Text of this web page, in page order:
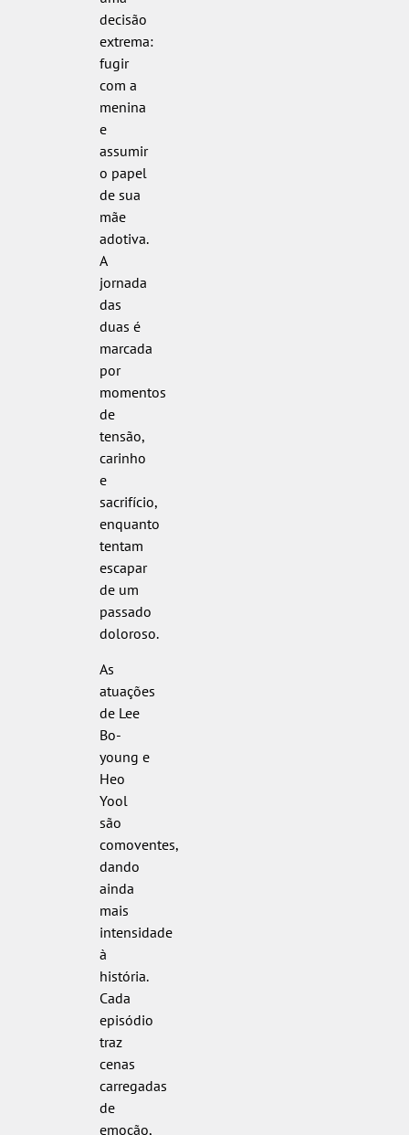
decisão
extrema:
fugir
com a
menina
e
assumir
o papel
de sua
mãe
adotiva.
A
jornada
das
duas é
marcada
por
momentos
de
tensão,
carinho
e
sacrifício,
enquanto
tentam
escapar
de um
passado
doloroso.
As
atuações
de Lee
Bo-
young e
Heo
Yool
são
comoventes,
dando
ainda
mais
intensidade
à
história.
Cada
episódio
traz
cenas
carregadas
de
emoção,